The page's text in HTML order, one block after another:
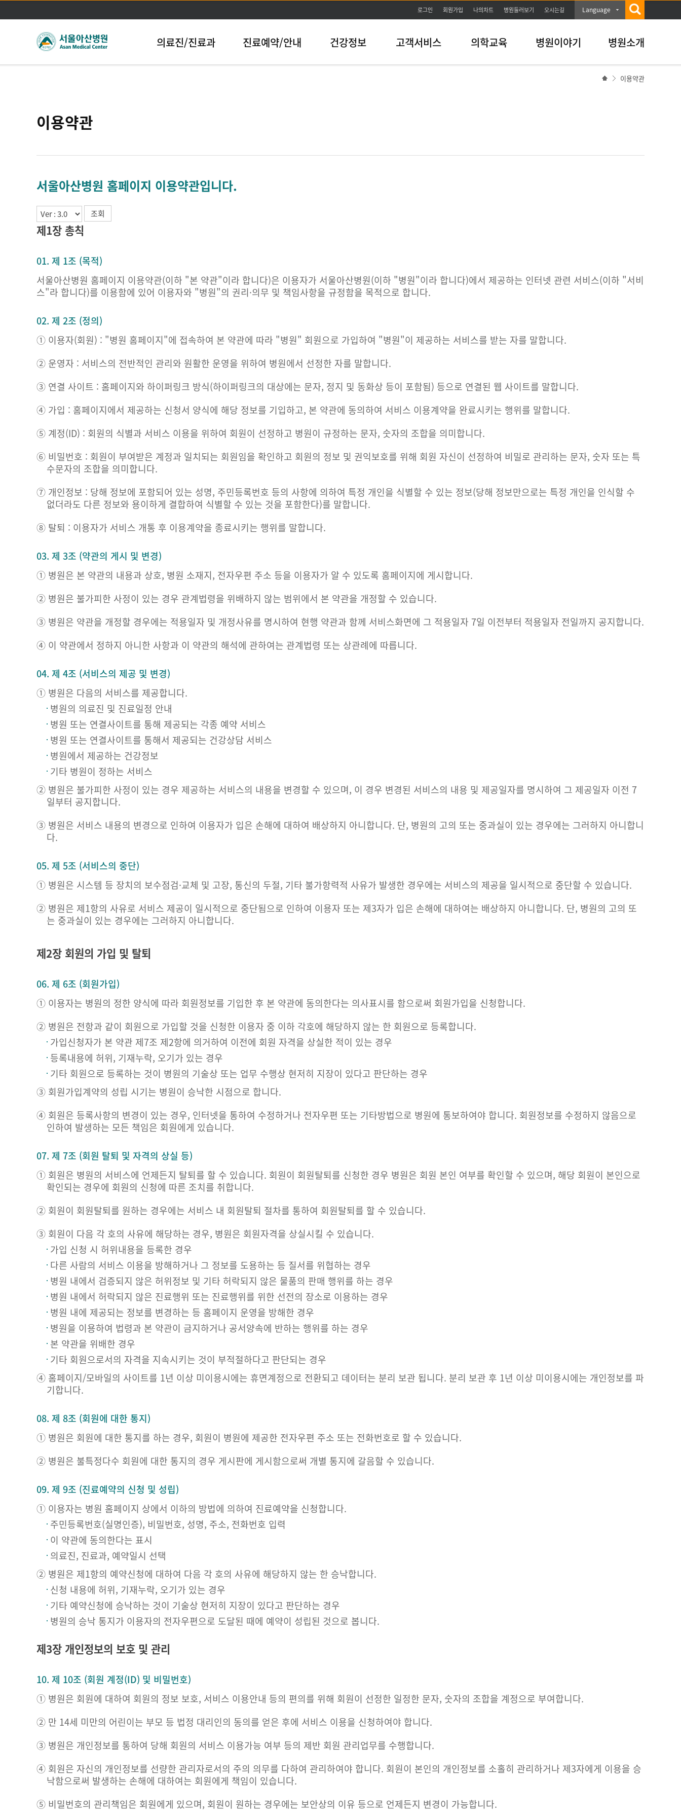
본문바로가기
로그인 회원가입 나의차트 병원둘러보기 오시는길 Language
의료진/진료과 진료예약/안내 건강정보 고객서비스 의학교육 병원이야기 병원소개
이용약관
이용약관
서울아산병원 홈페이지 이용약관입니다.
조회
제1장 총칙
01. 제 1조 (목적)
서울아산병원 홈페이지 이용약관(이하 "본 약관"이라 합니다)은 이용자가 서울아산병원(이하 "병원"이라 합니다)에서 제공하는 인터넷 관련 서비스(이하 "서비
스"라 합니다)를 이용함에 있어 이용자와 "병원"의 권리·의무 및 책임사항을 규정함을 목적으로 합니다.
02. 제 2조 (정의)
① 이용자(회원) : "병원 홈페이지"에 접속하여 본 약관에 따라 "병원" 회원으로 가입하여 "병원"이 제공하는 서비스를 받는 자를 말합니다.
② 운영자 : 서비스의 전반적인 관리와 원활한 운영을 위하여 병원에서 선정한 자를 말합니다.
③ 연결 사이트 : 홈페이지와 하이퍼링크 방식(하이퍼링크의 대상에는 문자, 정지 및 동화상 등이 포함됨) 등으로 연결된 웹 사이트를 말합니다.
④ 가입 : 홈페이지에서 제공하는 신청서 양식에 해당 정보를 기입하고, 본 약관에 동의하여 서비스 이용계약을 완료시키는 행위를 말합니다.
⑤ 계정(ID) : 회원의 식별과 서비스 이용을 위하여 회원이 선정하고 병원이 규정하는 문자, 숫자의 조합을 의미합니다.
⑥ 비밀번호 : 회원이 부여받은 계정과 일치되는 회원임을 확인하고 회원의 정보 및 권익보호를 위해 회원 자신이 선정하여 비밀로 관리하는 문자, 숫자 또는 특
수문자의 조합을 의미합니다.
⑦ 개인정보 : 당해 정보에 포함되어 있는 성명, 주민등록번호 등의 사항에 의하여 특정 개인을 식별할 수 있는 정보(당해 정보만으로는 특정 개인을 인식할 수
없더라도 다른 정보와 용이하게 결합하여 식별할 수 있는 것을 포함한다)를 말합니다.
⑧ 탈퇴 : 이용자가 서비스 개통 후 이용계약을 종료시키는 행위를 말합니다.
03. 제 3조 (약관의 게시 및 변경)
① 병원은 본 약관의 내용과 상호, 병원 소재지, 전자우편 주소 등을 이용자가 알 수 있도록 홈페이지에 게시합니다.
② 병원은 불가피한 사정이 있는 경우 관계법령을 위배하지 않는 범위에서 본 약관을 개정할 수 있습니다.
③ 병원은 약관을 개정할 경우에는 적용일자 및 개정사유를 명시하여 현행 약관과 함께 서비스화면에 그 적용일자 7일 이전부터 적용일자 전일까지 공지합니다.
④ 이 약관에서 정하지 아니한 사항과 이 약관의 해석에 관하여는 관계법령 또는 상관례에 따릅니다.
04. 제 4조 (서비스의 제공 및 변경)
① 병원은 다음의 서비스를 제공합니다.
병원의 의료진 및 진료일정 안내
병원 또는 연결사이트를 통해 제공되는 각종 예약 서비스
병원 또는 연결사이트를 통해서 제공되는 건강상담 서비스
병원에서 제공하는 건강정보
기타 병원이 정하는 서비스
② 병원은 불가피한 사정이 있는 경우 제공하는 서비스의 내용을 변경할 수 있으며, 이 경우 변경된 서비스의 내용 및 제공일자를 명시하여 그 제공일자 이전 7
일부터 공지합니다.
③ 병원은 서비스 내용의 변경으로 인하여 이용자가 입은 손해에 대하여 배상하지 아니합니다. 단, 병원의 고의 또는 중과실이 있는 경우에는 그러하지 아니합니
다.
05. 제 5조 (서비스의 중단)
① 병원은 시스템 등 장치의 보수점검·교체 및 고장, 통신의 두절, 기타 불가항력적 사유가 발생한 경우에는 서비스의 제공을 일시적으로 중단할 수 있습니다.
② 병원은 제1항의 사유로 서비스 제공이 일시적으로 중단됨으로 인하여 이용자 또는 제3자가 입은 손해에 대하여는 배상하지 아니합니다. 단, 병원의 고의 또
는 중과실이 있는 경우에는 그러하지 아니합니다.
제2장 회원의 가입 및 탈퇴
06. 제 6조 (회원가입)
① 이용자는 병원의 정한 양식에 따라 회원정보를 기입한 후 본 약관에 동의한다는 의사표시를 함으로써 회원가입을 신청합니다.
② 병원은 전항과 같이 회원으로 가입할 것을 신청한 이용자 중 이하 각호에 해당하지 않는 한 회원으로 등록합니다.
가입신청자가 본 약관 제7조 제2항에 의거하여 이전에 회원 자격을 상실한 적이 있는 경우
등록내용에 허위, 기재누락, 오기가 있는 경우
기타 회원으로 등록하는 것이 병원의 기술상 또는 업무 수행상 현저히 지장이 있다고 판단하는 경우
③ 회원가입계약의 성립 시기는 병원이 승낙한 시점으로 합니다.
④ 회원은 등록사항의 변경이 있는 경우, 인터넷을 통하여 수정하거나 전자우편 또는 기타방법으로 병원에 통보하여야 합니다. 회원정보를 수정하지 않음으로
인하여 발생하는 모든 책임은 회원에게 있습니다.
07. 제 7조 (회원 탈퇴 및 자격의 상실 등)
① 회원은 병원의 서비스에 언제든지 탈퇴를 할 수 있습니다. 회원이 회원탈퇴를 신청한 경우 병원은 회원 본인 여부를 확인할 수 있으며, 해당 회원이 본인으로
확인되는 경우에 회원의 신청에 따른 조치를 취합니다.
② 회원이 회원탈퇴를 원하는 경우에는 서비스 내 회원탈퇴 절차를 통하여 회원탈퇴를 할 수 있습니다.
③ 회원이 다음 각 호의 사유에 해당하는 경우, 병원은 회원자격을 상실시킬 수 있습니다.
가입 신청 시 허위내용을 등록한 경우
다른 사람의 서비스 이용을 방해하거나 그 정보를 도용하는 등 질서를 위협하는 경우
병원 내에서 검증되지 않은 허위정보 및 기타 허락되지 않은 물품의 판매 행위를 하는 경우
병원 내에서 허락되지 않은 진료행위 또는 진료행위를 위한 선전의 장소로 이용하는 경우
병원 내에 제공되는 정보를 변경하는 등 홈페이지 운영을 방해한 경우
병원을 이용하여 법령과 본 약관이 금지하거나 공서양속에 반하는 행위를 하는 경우
본 약관을 위배한 경우
기타 회원으로서의 자격을 지속시키는 것이 부적절하다고 판단되는 경우
④ 홈페이지/모바일의 사이트를 1년 이상 미이용시에는 휴면계정으로 전환되고 데이터는 분리 보관 됩니다. 분리 보관 후 1년 이상 미이용시에는 개인정보를 파
기합니다.
08. 제 8조 (회원에 대한 통지)
① 병원은 회원에 대한 통지를 하는 경우, 회원이 병원에 제공한 전자우편 주소 또는 전화번호로 할 수 있습니다.
② 병원은 불특정다수 회원에 대한 통지의 경우 게시판에 게시함으로써 개별 통지에 갈음할 수 있습니다.
09. 제 9조 (진료예약의 신청 및 성립)
① 이용자는 병원 홈페이지 상에서 이하의 방법에 의하여 진료예약을 신청합니다.
주민등록번호(실명인증), 비밀번호, 성명, 주소, 전화번호 입력
이 약관에 동의한다는 표시
의료진, 진료과, 예약일시 선택
② 병원은 제1항의 예약신청에 대하여 다음 각 호의 사유에 해당하지 않는 한 승낙합니다.
신청 내용에 허위, 기재누락, 오기가 있는 경우
기타 예약신청에 승낙하는 것이 기술상 현저히 지장이 있다고 판단하는 경우
병원의 승낙 통지가 이용자의 전자우편으로 도달된 때에 예약이 성립된 것으로 봅니다.
제3장 개인정보의 보호 및 관리
10. 제 10조 (회원 계정(ID) 및 비밀번호)
① 병원은 회원에 대하여 회원의 정보 보호, 서비스 이용안내 등의 편의를 위해 회원이 선정한 일정한 문자, 숫자의 조합을 계정으로 부여합니다.
② 만 14세 미만의 어린이는 부모 등 법정 대리인의 동의를 얻은 후에 서비스 이용을 신청하여야 합니다.
③ 병원은 개인정보를 통하여 당해 회원의 서비스 이용가능 여부 등의 제반 회원 관리업무를 수행합니다.
④ 회원은 자신의 개인정보를 선량한 관리자로서의 주의 의무를 다하여 관리하여야 합니다. 회원이 본인의 개인정보를 소홀히 관리하거나 제3자에게 이용을 승
낙함으로써 발생하는 손해에 대하여는 회원에게 책임이 있습니다.
⑤ 비밀번호의 관리책임은 회원에게 있으며, 회원이 원하는 경우에는 보안상의 이유 등으로 언제든지 변경이 가능합니다.